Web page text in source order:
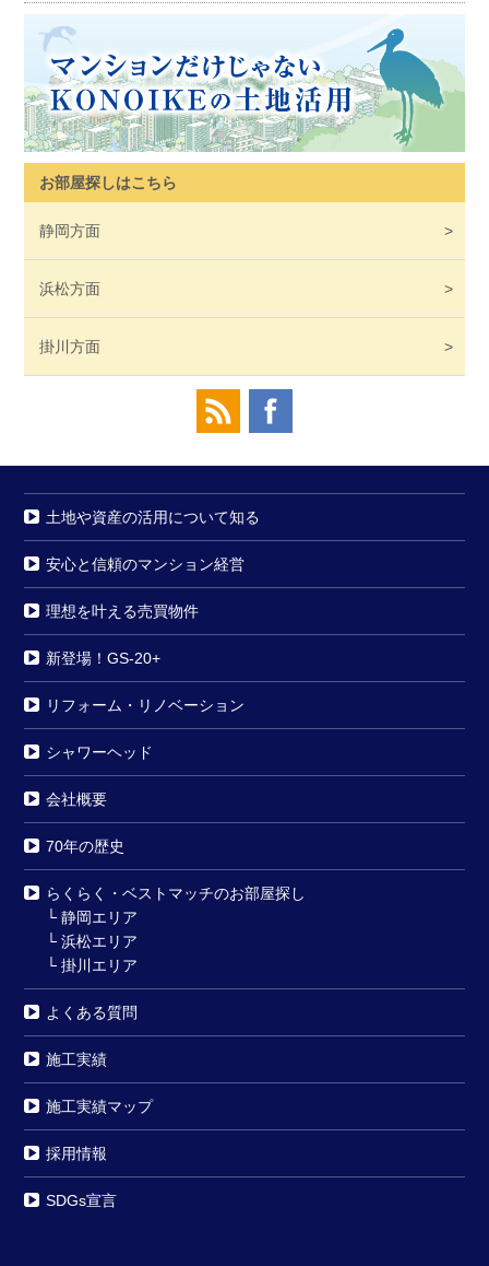
お部屋探しはこちら
静岡方面
浜松方面
掛川方面
土地や資産の活用について知る
安心と信頼のマンション経営
理想を叶える売買物件
新登場！GS-20+
リフォーム・リノベーション
シャワーヘッド
会社概要
70年の歴史
らくらく・ベストマッチのお部屋探し
└静岡エリア
└浜松エリア
└掛川エリア
よくある質問
施工実績
施工実績マップ
採用情報
SDGs宣言